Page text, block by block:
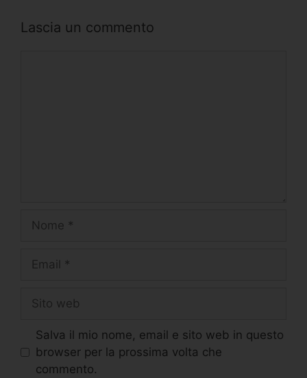
Lascia un commento
Salva il mio nome, email e sito web in questo
browser per la prossima volta che
commento.